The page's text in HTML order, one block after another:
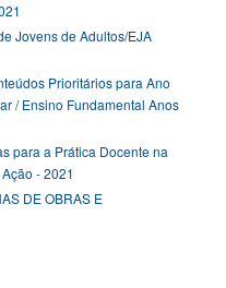
Jovens de Adultos/EJA
Prioritários para Ano
/ Ensino Fundamental Anos
para a Prática Docente na
- 2021
DE OBRAS E